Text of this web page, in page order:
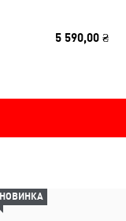
5 590,00 ₴
НОВИНКА